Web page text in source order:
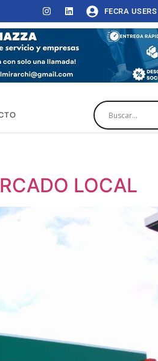
FECRA USERS
LOCAL